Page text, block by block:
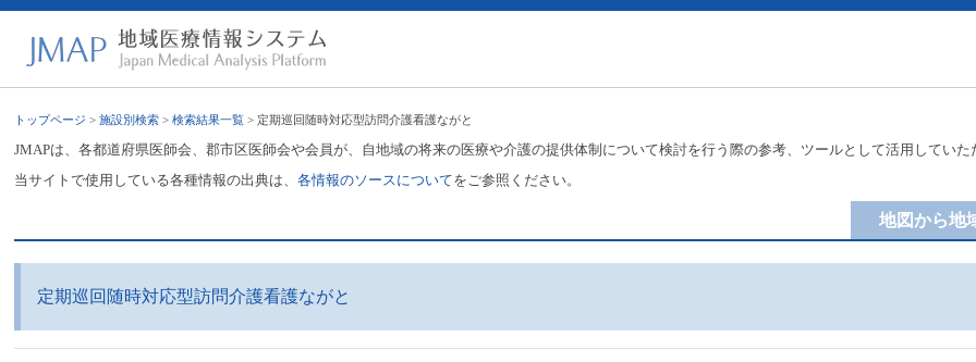
トップページ >施設別検索 >検索結果一覧 > 定期巡回随時対応型訪問介護看護ながと
JMAPは、各都道府県医師会、郡市区医師会や会員が、自地域の将来の医療や介護の提供体制について検討を行う際の参考、ツールとして活用してい
当サイトで使用している各種情報の出典は、各情報のソースについてをご参照ください。
地図から地
定期巡回随時対応型訪問介護看護ながと